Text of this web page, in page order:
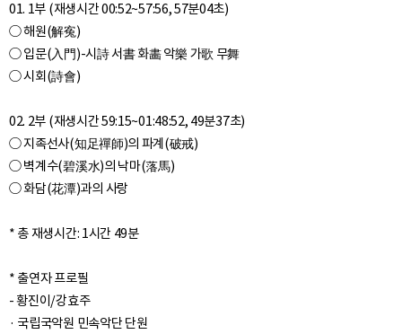
01. 1부 (재생시간 00:52~57:56, 57분04초)
○ 해원(解寃)
○ 입문(入門)-시詩 서書 화畵 악樂 가歌 무舞
○ 시회(詩會)
02. 2부 (재생시간 59:15~01:48:52, 49분37초)
○ 지족선사(知足禪師)의 파계(破戒)
○ 벽계수(碧溪水)의 낙마(落馬)
○ 화담(花潭)과의 사랑
* 총 재생시간: 1시간 49분
* 출연자 프로필
- 황진이/강효주
· 국립국악원 민속악단 단원